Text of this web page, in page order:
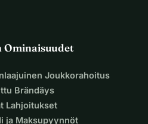
Ominaisuudet
Joukkorahoitus
Brändäys
Lahjoitukset
ja Maksupyynnöt